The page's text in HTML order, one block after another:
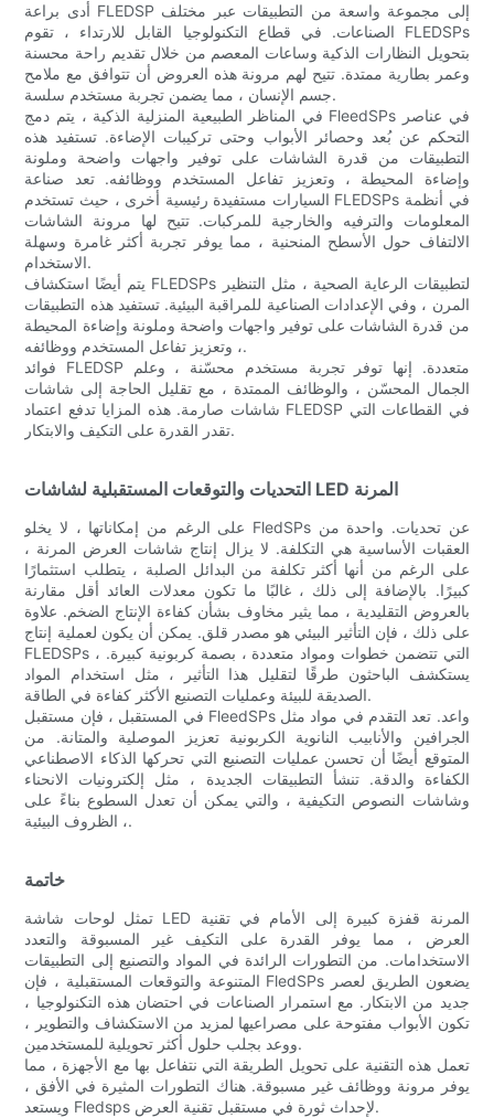
أدى براعة FLEDSP إلى مجموعة واسعة من التطبيقات عبر مختلف
الصناعات. في قطاع التكنولوجيا القابل للارتداء ، تقوم FLEDSPs
بتحويل النظارات الذكية وساعات المعصم من خلال تقديم راحة محسنة
وعمر بطارية ممتدة. تتيح لهم مرونة هذه العروض أن تتوافق مع ملامح
جسم الإنسان ، مما يضمن تجربة مستخدم سلسة.
في المناظر الطبيعية المنزلية الذكية ، يتم دمج FleedSPs في عناصر
التحكم عن بُعد وحصائر الأبواب وحتى تركيبات الإضاءة. تستفيد هذه
التطبيقات من قدرة الشاشات على توفير واجهات واضحة وملونة
وإضاءة المحيطة ، وتعزيز تفاعل المستخدم ووظائفه. تعد صناعة
السيارات مستفيدة رئيسية أخرى ، حيث تستخدم FLEDSPs في أنظمة
المعلومات والترفيه والخارجية للمركبات. تتيح لها مرونة الشاشات
الالتفاف حول الأسطح المنحنية ، مما يوفر تجربة أكثر غامرة وسهلة
الاستخدام.
يتم أيضًا استكشاف FLEDSPs لتطبيقات الرعاية الصحية ، مثل التنظير
المرن ، وفي الإعدادات الصناعية للمراقبة البيئية. تستفيد هذه التطبيقات
من قدرة الشاشات على توفير واجهات واضحة وملونة وإضاءة المحيطة
، وتعزيز تفاعل المستخدم ووظائفه.
فوائد FLEDSP متعددة. إنها توفر تجربة مستخدم محسّنة ، وعلم
الجمال المحسّن ، والوظائف الممتدة ، مع تقليل الحاجة إلى شاشات
شاشات صارمة. هذه المزايا تدفع اعتماد FLEDSP في القطاعات التي
تقدر القدرة على التكيف والابتكار.
التحديات والتوقعات المستقبلية لشاشات LED المرنة
على الرغم من إمكاناتها ، لا يخلو FledSPs عن تحديات. واحدة من
العقبات الأساسية هي التكلفة. لا يزال إنتاج شاشات العرض المرنة ،
على الرغم من أنها أكثر تكلفة من البدائل الصلبة ، يتطلب استثمارًا
كبيرًا. بالإضافة إلى ذلك ، غالبًا ما تكون معدلات العائد أقل مقارنة
بالعروض التقليدية ، مما يثير مخاوف بشأن كفاءة الإنتاج الضخم. علاوة
على ذلك ، فإن التأثير البيئي هو مصدر قلق. يمكن أن يكون لعملية إنتاج
FLEDSPs ، التي تتضمن خطوات ومواد متعددة ، بصمة كربونية كبيرة.
يستكشف الباحثون طرقًا لتقليل هذا التأثير ، مثل استخدام المواد
الصديقة للبيئة وعمليات التصنيع الأكثر كفاءة في الطاقة.
في المستقبل ، فإن مستقبل FleedSPs واعد. تعد التقدم في مواد مثل
الجرافين والأنابيب النانوية الكربونية تعزيز الموصلية والمتانة. من
المتوقع أيضًا أن تحسن عمليات التصنيع التي تحركها الذكاء الاصطناعي
الكفاءة والدقة. تنشأ التطبيقات الجديدة ، مثل إلكترونيات الانحناء
وشاشات النصوص التكيفية ، والتي يمكن أن تعدل السطوع بناءً على
الظروف البيئية ،.
خاتمة
تمثل لوحات شاشة LED المرنة قفزة كبيرة إلى الأمام في تقنية
العرض ، مما يوفر القدرة على التكيف غير المسبوقة والتعدد
الاستخدامات. من التطورات الرائدة في المواد والتصنيع إلى التطبيقات
المتنوعة والتوقعات المستقبلية ، فإن FledSPs يضعون الطريق لعصر
جديد من الابتكار. مع استمرار الصناعات في احتضان هذه التكنولوجيا ،
تكون الأبواب مفتوحة على مصراعيها لمزيد من الاستكشاف والتطوير ،
ووعد بجلب حلول أكثر تحويلية للمستخدمين.
تعمل هذه التقنية على تحويل الطريقة التي نتفاعل بها مع الأجهزة ، مما
يوفر مرونة ووظائف غير مسبوقة. هناك التطورات المثيرة في الأفق ،
ويستعد Fledsps لإحداث ثورة في مستقبل تقنية العرض.